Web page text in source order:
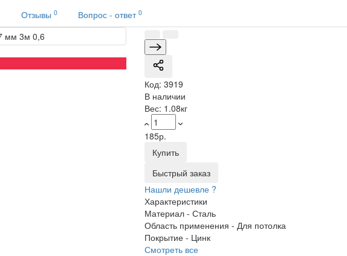
Отзывы 0 Вопрос - ответ 0
Код: 3919
В наличии
Вес: 1.08кг
185р.
Купить
Быстрый заказ
Нашли дешевле ?
Характеристики
Материал - Сталь
Область применения - Для потолка
Покрытие - Цинк
Смотреть все